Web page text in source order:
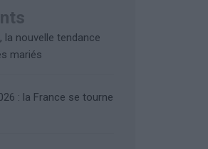
la nouvelle tendance
mariés
: la France se tourne